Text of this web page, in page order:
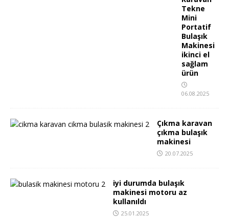
Tekne
Mini
Portatif
Bulaşık
Makinesi
ikinci el
sağlam
ürün
06.08.2025
Çıkma karavan
çıkma bulaşık
makinesi
20.07.2025
iyi durumda bulaşık
makinesi motoru az
kullanıldı
25.01.2025